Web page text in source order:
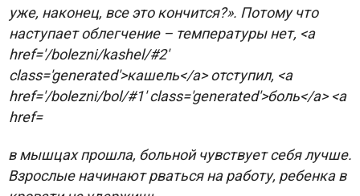
в мышцах прошла, больной чувствует себя лучше.
Взрослые начинают рваться на работу, ребенка в